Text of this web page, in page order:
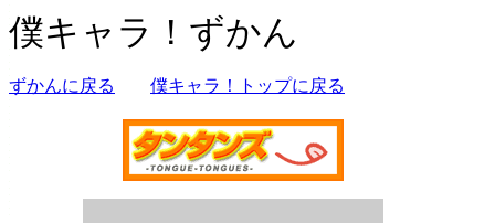
僕キャラ！ずかん
ずかんに戻る 僕キャラ！トップに戻る